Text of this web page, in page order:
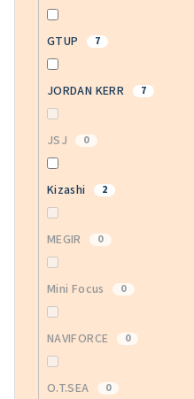
GTUP 7
JORDAN KERR 7
JSJ 0
Kizashi 2
MEGIR 0
Mini Focus 0
NAVIFORCE 0
O.T.SEA 0